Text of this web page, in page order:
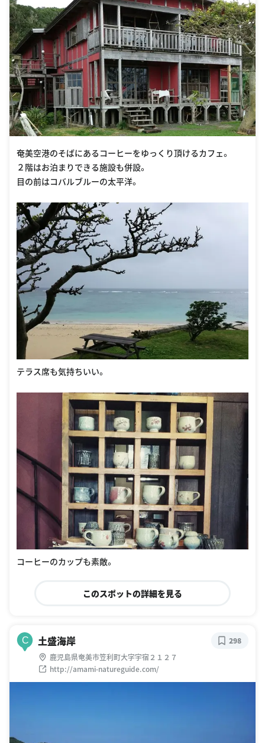
奄美空港のそばにあるコーヒーをゆっくり頂けるカフェ。
２階はお泊まりできる施設も併設。
目の前はコバルブルーの太平洋。
テラス席も気持ちいい。
コーヒーのカップも素敵。
このスポットの詳細を見る
C 土盛海岸
鹿児島県奄美市笠利町大字宇宿２１２７
http://amami-natureguide.com/
298